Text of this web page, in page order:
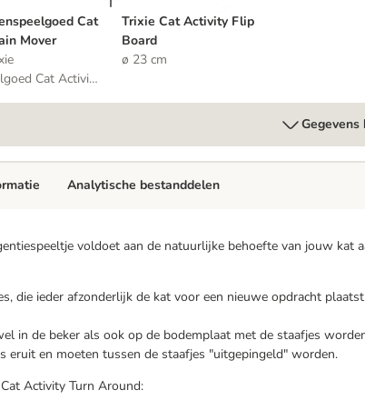
Cat
Mover
Cat Activity
Trixie Cat Activity Flip
Board
ø 23 cm
Gegevens
voldoet aan de natuurlijke behoefte van jouw kat
die ieder afzonderlijk de kat voor een nieuwe opdracht
in de beker als ook op de bodemplaat met de staafjes
eruit en moeten tussen de staafjes "uitgepingeld" worden.
Activity Turn Around:
Analytische bestanddelen